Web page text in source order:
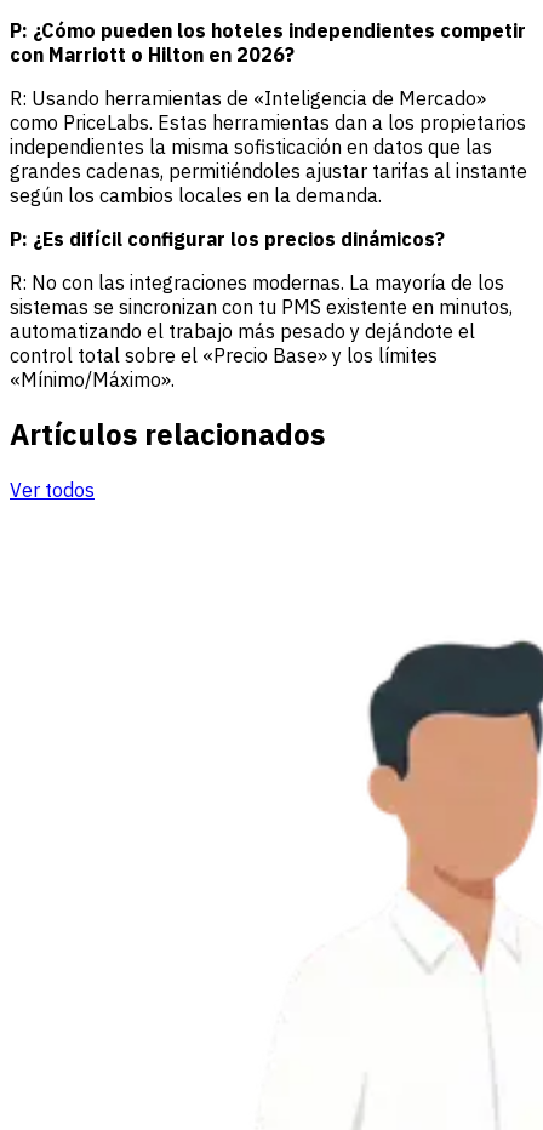
P: ¿Cómo pueden los hoteles independientes competir
con Marriott o Hilton en 2026?
R: Usando herramientas de «Inteligencia de Mercado»
como PriceLabs. Estas herramientas dan a los propietarios
independientes la misma sofisticación en datos que las
grandes cadenas, permitiéndoles ajustar tarifas al instante
según los cambios locales en la demanda.
P: ¿Es difícil configurar los precios dinámicos?
R: No con las integraciones modernas. La mayoría de los
sistemas se sincronizan con tu PMS existente en minutos,
automatizando el trabajo más pesado y dejándote el
control total sobre el «Precio Base» y los límites
«Mínimo/Máximo».
Artículos relacionados
Ver todos